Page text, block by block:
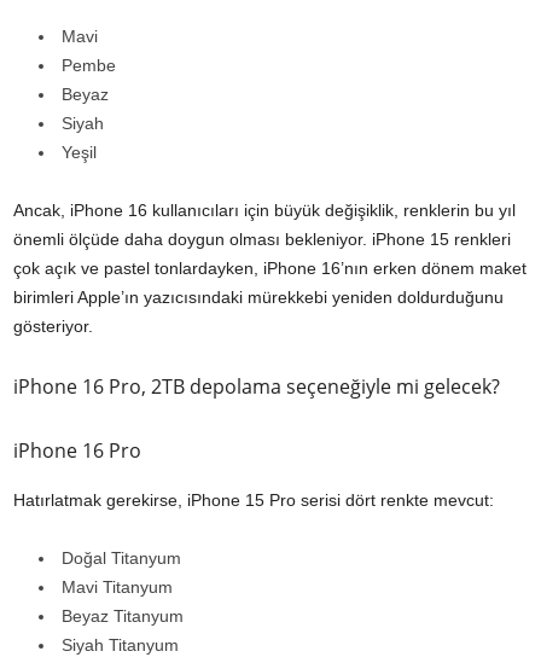
Mavi
Pembe
Beyaz
Siyah
Yeşil
Ancak, iPhone 16 kullanıcıları için büyük değişiklik, renklerin bu yıl
önemli ölçüde daha doygun olması bekleniyor. iPhone 15 renkleri
çok açık ve pastel tonlardayken, iPhone 16’nın erken dönem maket
birimleri Apple’ın yazıcısındaki mürekkebi yeniden doldurduğunu
gösteriyor.
iPhone 16 Pro, 2TB depolama seçeneğiyle mi gelecek?
iPhone 16 Pro
Hatırlatmak gerekirse, iPhone 15 Pro serisi dört renkte mevcut:
Doğal Titanyum
Mavi Titanyum
Beyaz Titanyum
Siyah Titanyum